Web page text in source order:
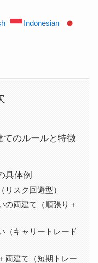
Indonesian
てのルールと特徴
具体例
リスク回避型）
の両建て（順張り＋
（キャリートレード
両建て（短期トレー